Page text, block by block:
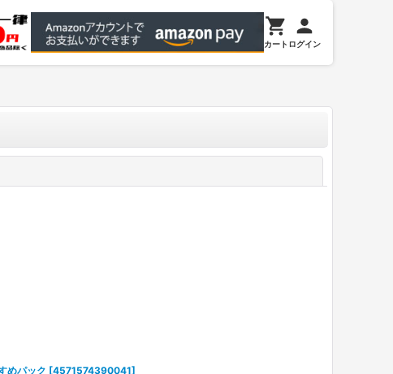
カート ログイン
めパック [4571574390041]